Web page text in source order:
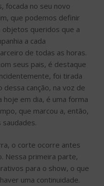
focada no seu novo
que podemos definir
objetos queridos que a
a cada
de todas as horas.
seus pais, é destaque
foi tirada
dessa canção, na voz de
em dia, é uma forma
que marcou a, então,
saudades.
o corte ocorre antes
Nessa primeira parte,
para o show, o que
uma continuidade.